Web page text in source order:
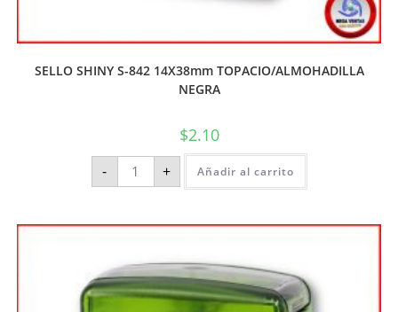
SELLO SHINY S-842 14X38mm TOPACIO/ALMOHADILLA
NEGRA
$2.10
- + Añadir al carrito